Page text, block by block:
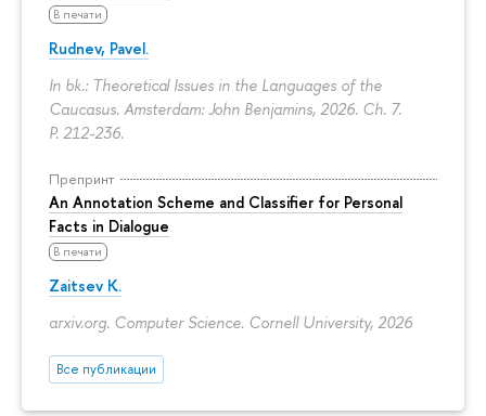
В печати
Rudnev, Pavel.
In bk.: Theoretical Issues in the Languages of the
Caucasus. Amsterdam: John Benjamins, 2026. Ch. 7.
P. 212-236.
Препринт
An Annotation Scheme and Classifier for Personal
Facts in Dialogue
В печати
Zaitsev K.
arxiv.org. Computer Science. Cornell University, 2026
Все публикации